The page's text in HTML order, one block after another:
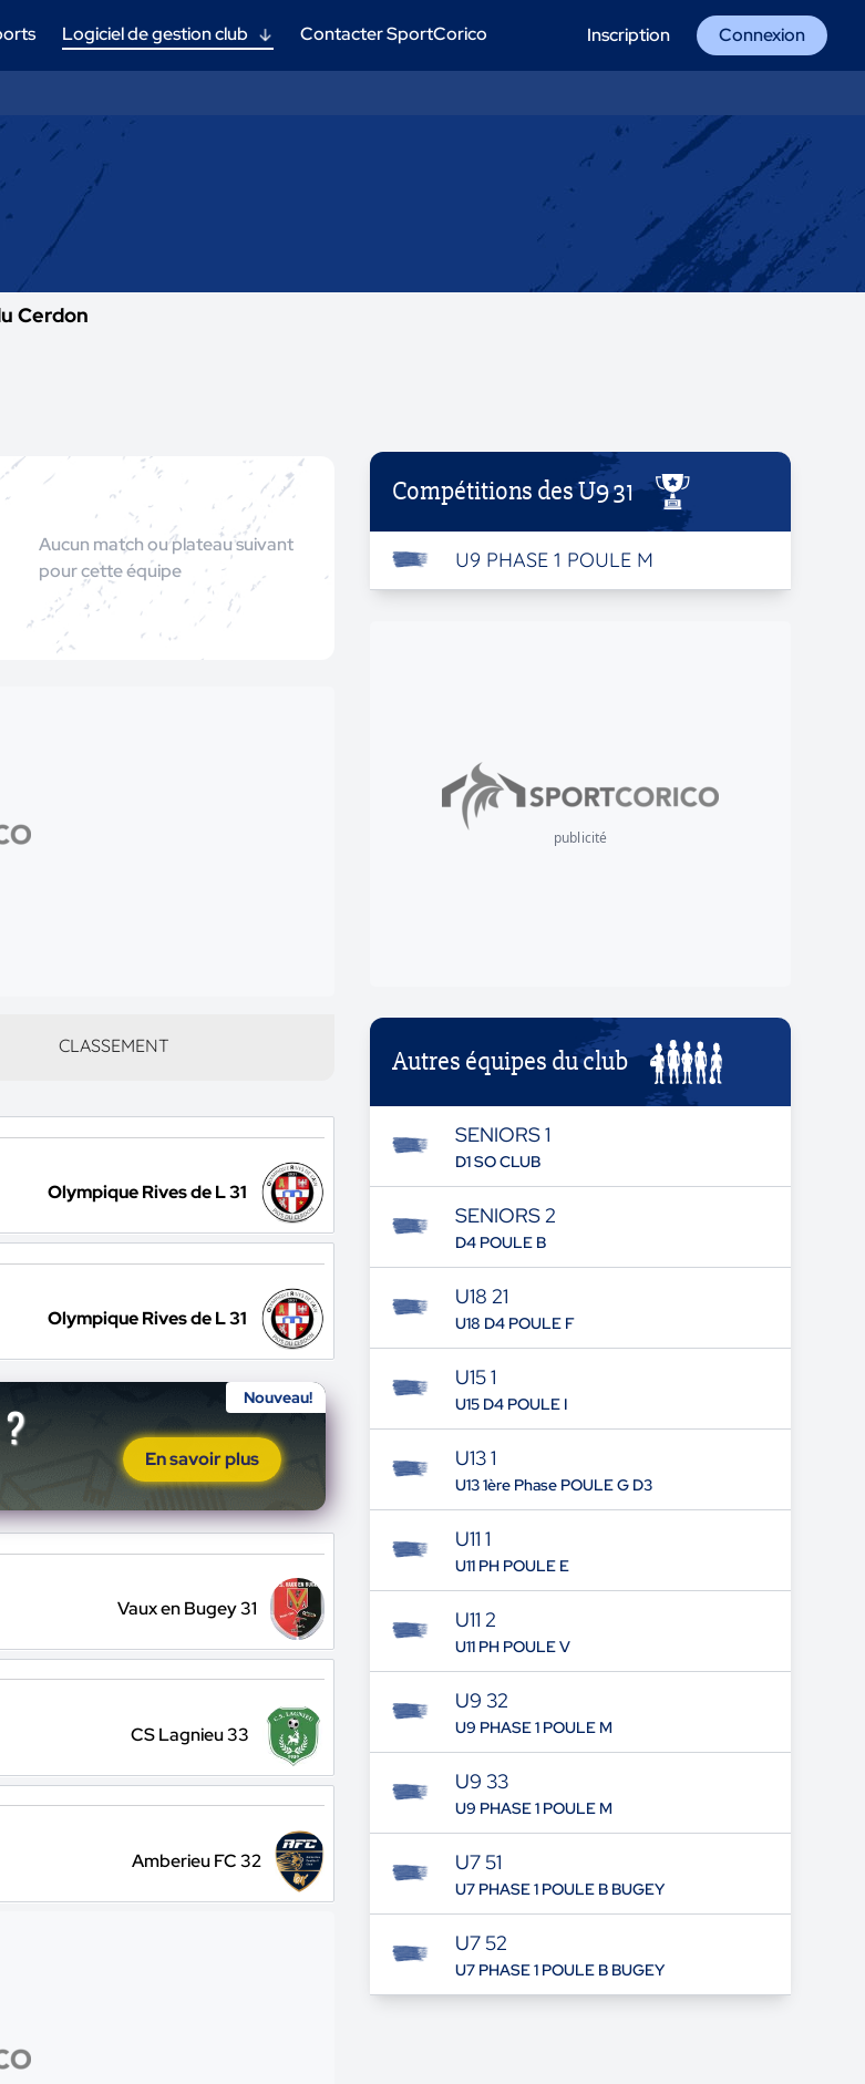
Logiciel de gestion club Contacter SportCorico Inscription Connexion
Cerdon
Aucun match ou plateau suivant
pour cette équipe
CLASSEMENT
Olympique Rives de L 31
Olympique Rives de L 31
Nouveau!
En savoir plus
Vaux en Bugey 31
CS Lagnieu 33
Amberieu FC 32
Compétitions des U9 31
U9 PHASE 1 POULE M
publicité
Autres équipes du club
SENIORS 1
D1 SO CLUB
SENIORS 2
D4 POULE B
U18 21
U18 D4 POULE F
U15 1
U15 D4 POULE I
U13 1
U13 1ère Phase POULE G D3
U11 1
U11 PH POULE E
U11 2
U11 PH POULE V
U9 32
U9 PHASE 1 POULE M
U9 33
U9 PHASE 1 POULE M
U7 51
U7 PHASE 1 POULE B BUGEY
U7 52
U7 PHASE 1 POULE B BUGEY